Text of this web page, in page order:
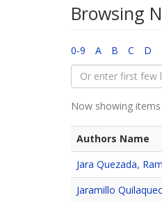
Browsing
0-9 A B C D
Now showing
Authors Name
Jara Quezada,
Jaramillo